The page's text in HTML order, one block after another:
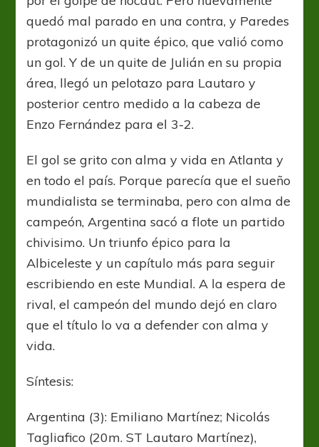
quedó mal parado en una contra, y Paredes
protagonizó un quite épico, que valió como
un gol. Y de un quite de Julián en su propia
área, llegó un pelotazo para Lautaro y
posterior centro medido a la cabeza de
Enzo Fernández para el 3-2.
El gol se grito con alma y vida en Atlanta y
en todo el país. Porque parecía que el sueño
mundialista se terminaba, pero con alma de
campeón, Argentina sacó a flote un partido
chivisimo. Un triunfo épico para la
Albiceleste y un capítulo más para seguir
escribiendo en este Mundial. A la espera de
rival, el campeón del mundo dejó en claro
que el título lo va a defender con alma y
vida.
Síntesis:
Argentina (3): Emiliano Martínez; Nicolás
Tagliafico (20m. ST Lautaro Martínez),